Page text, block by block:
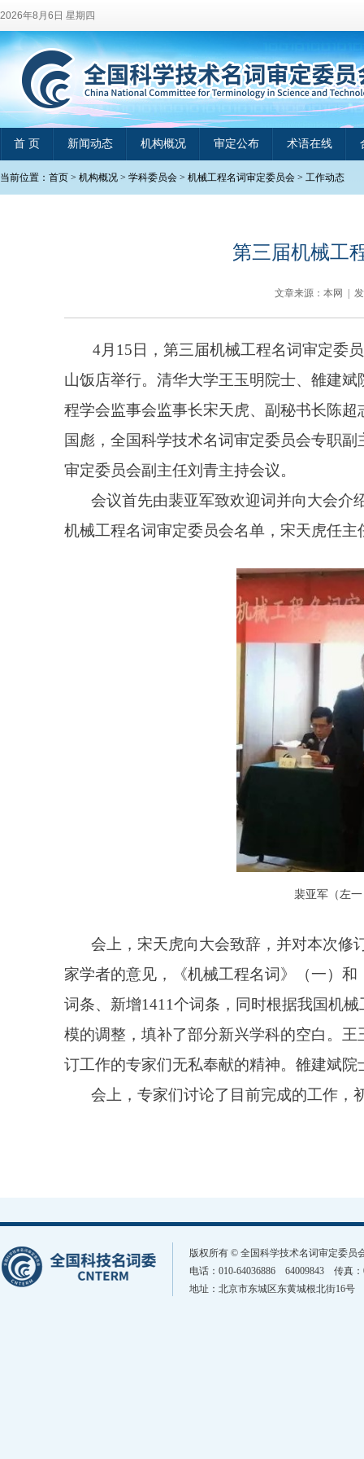
2026年8月6日 星期四
首 页 新闻动态 机构概况 审定公布 术语在线
当前位置： 首页 > 机构概况 > 学科委员会 > 机械工程名词审定委员会 > 工作动态
第三届机械工
文章来源：本网 |
4月 15 日，第三届机械工程名词审定委
山饭店举行。清华大学王玉明院士、雒建
程学会监事会监事长宋天虎、副秘书长陈
国彪，全国科学技术名词审定委员会专职副
审定委员会副主任刘青主持会议。
会议首先由裴亚军致欢迎词并向大会介
机械工程名词审定委员会名单，宋天虎任主
裴亚军（左
会上，宋天虎向大会致辞，并对本次修
家学者的意见，《机械工程名词》（一）
词条、新增1411个词条，同时根据我国机
模的调整，填补了部分新兴学科的空白。
订工作的专家们无私奉献的精神。雒建斌
会上，专家们讨论了目前完成的工作，
版权所有 © 全国科学技术名词审定委
电话：010-64036886 64009843 传真
地址：北京市东城区东黄城根北街16